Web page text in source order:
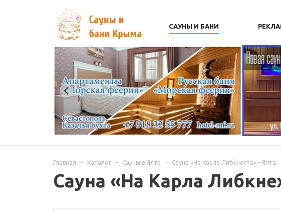
САУНЫ И БАНИ
Главная - Каталог - Сауны в Ялте - Сауна «На Карла Либкнехта» - Ялта
Сауна «На Карла